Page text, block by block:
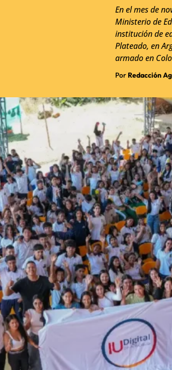
En el mes de
Ministerio de
institución de
Plateado, en
armado en
Por Redacción